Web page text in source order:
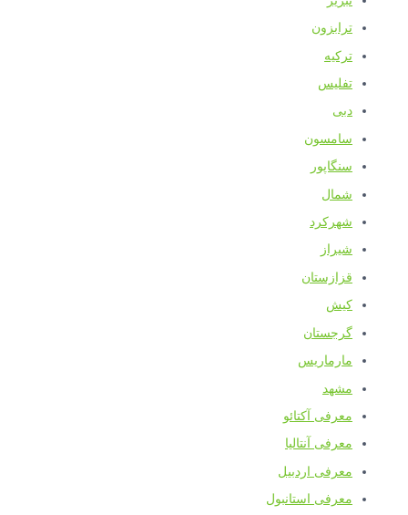
ترابزون
ترکیه
تفلیس
دبی
سامسون
سنگاپور
شمال
شهرکرد
شیراز
قزازستان
کیش
گرجستان
مارماریس
مشهد
معرفی آکتائو
معرفی آنتالیا
معرفی اردبیل
معرفی استانبول